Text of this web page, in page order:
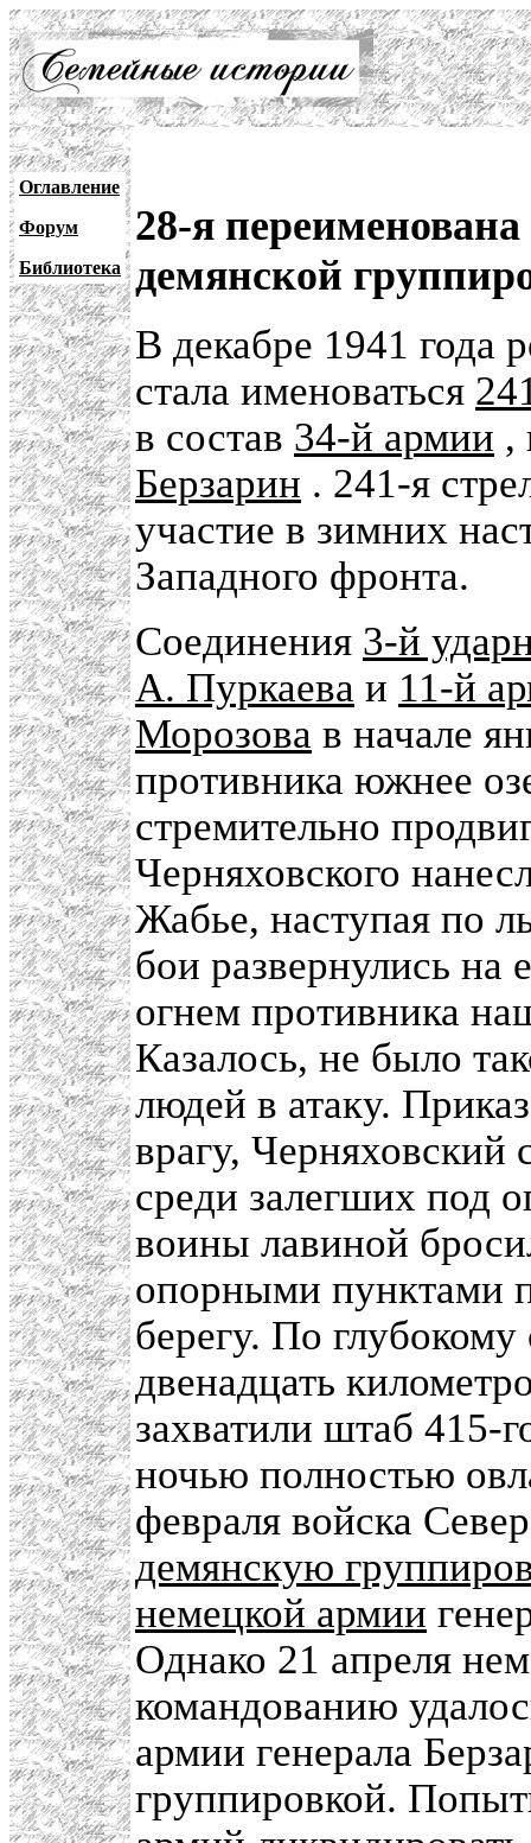
Оглавление
Форум
Библиотека
28-я
демянской
В декабре 1941 года
стала именоваться
в состав 34-й армии ,
Берзарин . 241-я
участие в зимних
Западного фронта.
Соединения 3-й
А. Пуркаева и 11-й
Морозова в начале
противника южнее
стремительно
Черняховского
Жабье, наступая по
бои развернулись
огнем противника
Казалось, не было
людей в атаку.
врагу, Черняховский
среди залегших под
воины лавиной
опорными пунктами
берегу. По
двенадцать
захватили штаб 415-
ночью полностью
февраля войска
демянскую
немецкой армии
Однако 21 апреля
командованию
армии генерала
группировкой.